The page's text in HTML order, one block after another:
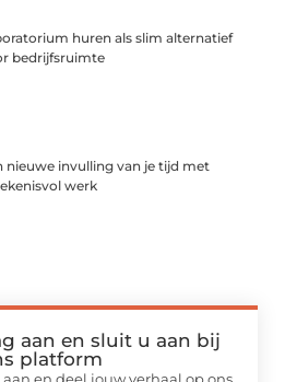
huren als slim alternatief
bedrijfsruimte
nieuwe invulling van je tijd met
werk
aan en sluit u aan bij
platform